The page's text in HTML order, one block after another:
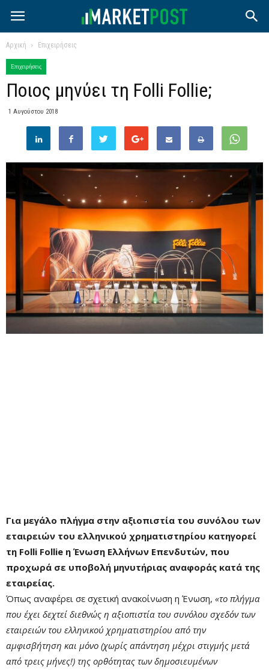
Αρχική Επιχειρήσεις
Επιχειρήσεις
Ποιος μηνύει τη Folli Follie;
1 Αυγούστου 2018
Για μεγάλο πλήγμα στην αξιοπιστία του συνόλου των
εταιρειών του ελληνικού χρηματιστηρίου κατηγορεί
τη Folli Follie η Ένωση Ελλήνων Επενδυτών, που
προχωρά σε υποβολή μηνυτήριας αναφοράς κατά της
εταιρείας.
Όπως αναφέρει σε σχετική ανακοίνωση η Ένωση, «το πλήγμα
που έχει δεχτεί διεθνώς η αξιοπιστία του συνόλου σχεδόν των
εταιρειών του ελληνικού χρηματιστηρίου από την
αμφισβήτηση και μόνο (χωρίς απάντηση μέχρι στιγμής μετά
από τρεις μήνες!) της ορθότητας των δημοσιευμένων